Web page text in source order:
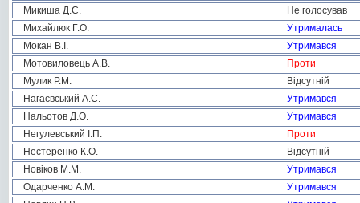
Микиша Д.С.
Не голосував
Михайлюк Г.О.
Утрималась
Мокан В.І.
Утримався
Мотовиловець А.В.
Проти
Мулик Р.М.
Відсутній
Нагаєвський А.С.
Утримався
Нальотов Д.О.
Утримався
Негулевський І.П.
Проти
Нестеренко К.О.
Відсутній
Новіков М.М.
Утримався
Одарченко А.М.
Утримався